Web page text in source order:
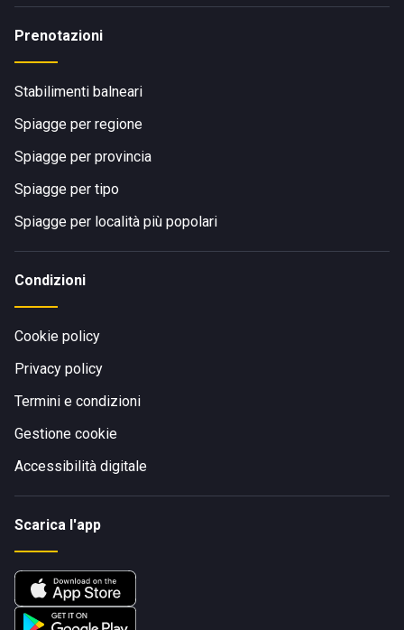
Prenotazioni
Stabilimenti balneari
Spiagge per regione
Spiagge per provincia
Spiagge per tipo
Spiagge per località più popolari
Condizioni
Cookie policy
Privacy policy
Termini e condizioni
Gestione cookie
Accessibilità digitale
Scarica l'app